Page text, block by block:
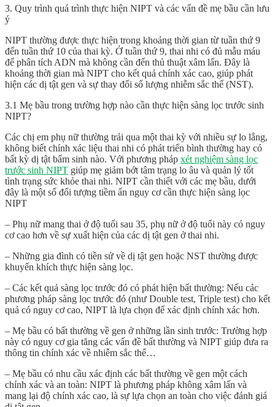
3. Quy trình quá trình thực hiện NIPT và các vấn đề mẹ bầu cần lưu
ý
NIPT thường được thực hiện trong khoảng thời gian từ tuần thứ 9
đến tuần thứ 10 của thai kỳ. Ở tuần thứ 9, thai nhi có đủ mẫu máu
để phân tích ADN mà không cần đến thủ thuật xâm lấn. Đây là
khoảng thời gian mà NIPT cho kết quả chính xác cao, giúp phát
hiện các dị tật gen và sự thay đổi số lượng nhiễm sắc thể (NST).
3.1 Mẹ bầu trong trường hợp nào cần thực hiện sàng lọc trước sinh
NIPT?
Các chị em phụ nữ thường trải qua một thai kỳ với nhiều sự lo lắng,
không biết chính xác liệu thai nhi có phát triển bình thường hay có
bất kỳ dị tật bẩm sinh nào. Với phương pháp xét nghiệm sàng lọc
trước sinh NIPT giúp mẹ giảm bớt tâm trạng lo âu và quản lý tốt
tình trạng sức khỏe thai nhi. NIPT cần thiết với các mẹ bầu, dưới
đây là một số đối tượng tiềm ẩn nguy cơ cần thực hiện sàng lọc
NIPT
– Phụ nữ mang thai ở độ tuổi sau 35, phụ nữ ở độ tuổi này có nguy
cơ cao hơn về sự xuất hiện của các dị tật gen ở thai nhi.
– Những gia đình có tiền sử về dị tật gen hoặc NST thường được
khuyến khích thực hiện sàng lọc.
– Các kết quả sàng lọc trước đó có phát hiện bất thường: Nếu các
phương pháp sàng lọc trước đó (như Double test, Triple test) cho kết
quả có nguy cơ cao, NIPT là lựa chọn để xác định chính xác hơn.
– Mẹ bầu có bất thường về gen ở những lần sinh trước: Trường hợp
này có nguy cơ gia tăng các vấn đề bất thường và NIPT giúp đưa ra
thông tin chính xác về nhiễm sắc thể…
– Mẹ bầu có nhu cầu xác định các bất thường về gen một cách
chính xác và an toàn: NIPT là phương pháp không xâm lấn và
mang lại độ chính xác cao, là sự lựa chọn an toàn cho việc đánh giá